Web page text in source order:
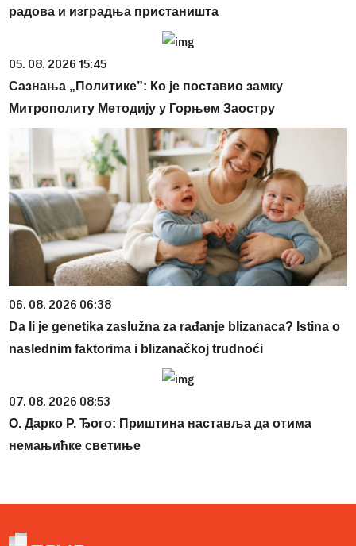
радова и изградња пристаништа
05. 08. 2026 15:45
Сазнања „Политике”: Ко је поставио замку
Митрополиту Методију у Горњем Заостру
06. 08. 2026 06:38
Da li je genetika zaslužna za rađanje blizanaca? Istina o
naslednim faktorima i blizanačkoj trudnoći
07. 08. 2026 08:53
О. Дарко Р. Ђого: Приштина наставља да отима
немањићке светиње